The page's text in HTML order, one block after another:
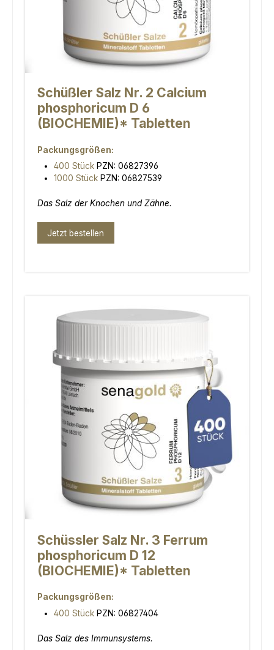
Schüßler Salz Nr. 2 Calcium
phosphoricum D 6
(BIOCHEMIE)* Tabletten
Packungsgrößen:
400 Stück PZN: 06827396
1000 Stück PZN: 06827539
Das Salz der Knochen und Zähne.
Jetzt bestellen
Schüssler Salz Nr. 3 Ferrum
phosphoricum D 12
(BIOCHEMIE)* Tabletten
Packungsgrößen:
400 Stück PZN: 06827404
Das Salz des Immunsystems.